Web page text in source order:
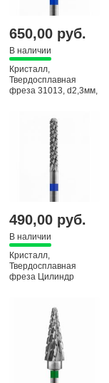
650,00 руб.
В наличии
Кристалл,
Твердосплавная
фреза 31013, d2,3мм,
490,00 руб.
В наличии
Кристалл,
Твердосплавная
фреза Цилиндр